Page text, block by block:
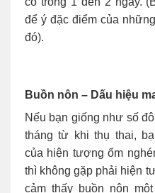
để ý đặc điểm của
đó).
Buồn nôn – Dấu hiệu
Nếu bạn giống như số
tháng từ khi thụ thai,
của hiện tượng ốm
thì không gặp phải hiện
cảm thấy buồn nôn